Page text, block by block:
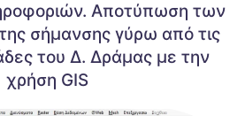
Αποτύπωση των
σήμανσης γύρω από τις
του Δ. Δράμας με την
χρήση GIS